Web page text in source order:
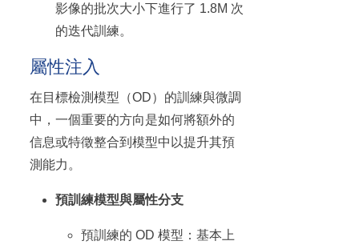
影像的批次大小下進行了 1.8M 次
的迭代訓練。
屬性注入
在目標檢測模型（OD）的訓練與微調
中，一個重要的方向是如何將額外的
信息或特徵整合到模型中以提升其預
測能力。
預訓練模型與屬性分支
預訓練的 OD 模型：基本上